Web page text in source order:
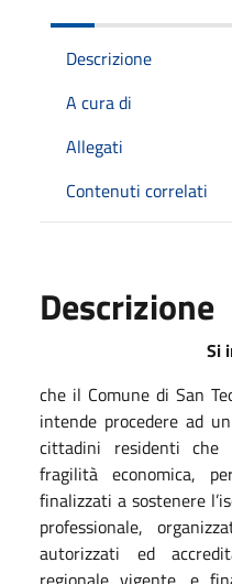
Descrizione
A cura di
Allegati
Contenuti correlati
Descrizione
Si
che il Comune di San
intende procedere ad
cittadini residenti
fragilità economica,
finalizzati a sostenere
professionale,
autorizzati ed